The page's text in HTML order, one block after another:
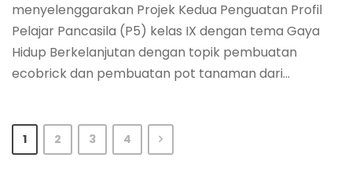
menyelenggarakan Projek Kedua Penguatan Profil
Pelajar Pancasila (P5) kelas IX dengan tema Gaya
Hidup Berkelanjutan dengan topik pembuatan
ecobrick dan pembuatan pot tanaman dari...
1 2 3 4